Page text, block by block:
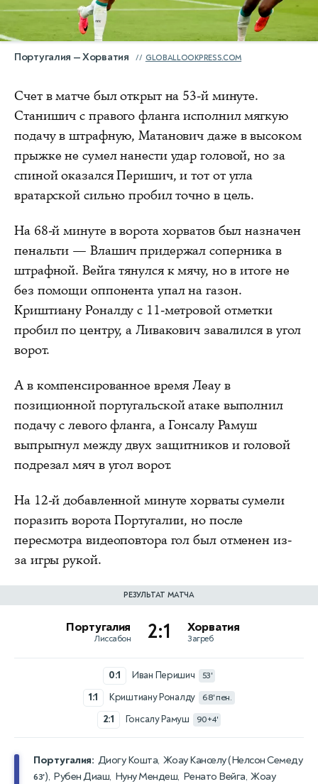
Португалия — Хорватия GLOBALLOOKPRESS.COM
Счет в матче был открыт на 53-й минуте.
Станишич с правого фланга исполнил мягкую
подачу в штрафную, Матанович даже в высоком
прыжке не сумел нанести удар головой, но за
спиной оказался Перишич, и тот от угла
вратарской сильно пробил точно в цель.
На 68-й минуте в ворота хорватов был назначен
пенальти — Влашич придержал соперника в
штрафной. Вейга тянулся к мячу, но в итоге не
без помощи оппонента упал на газон.
Криштиану Роналду с 11-метровой отметки
пробил по центру, а Ливакович завалился в угол
ворот.
А в компенсированное время Леау в
позиционной португальской атаке выполнил
подачу с левого фланга, а Гонсалу Рамуш
выпрыгнул между двух защитников и головой
подрезал мяч в угол ворот.
На 12-й добавленной минуте хорваты сумели
поразить ворота Португалии, но после
пересмотра видеоповтора гол был отменен из-
за игры рукой.
РЕЗУЛЬТАТ МАТЧА
Португалия
Лиссабон 2:1 Хорватия
Загреб
0:1 Иван Перишич 53'
1:1 Криштиану Роналду 68' пен.
2:1 Гонсалу Рамуш 90+4'
Португалия: Диогу Кошта, Жоау Канселу (Нелсон Семеду
63'), Рубен Диаш, Нуну Мендеш, Ренато Вейга, Жоау